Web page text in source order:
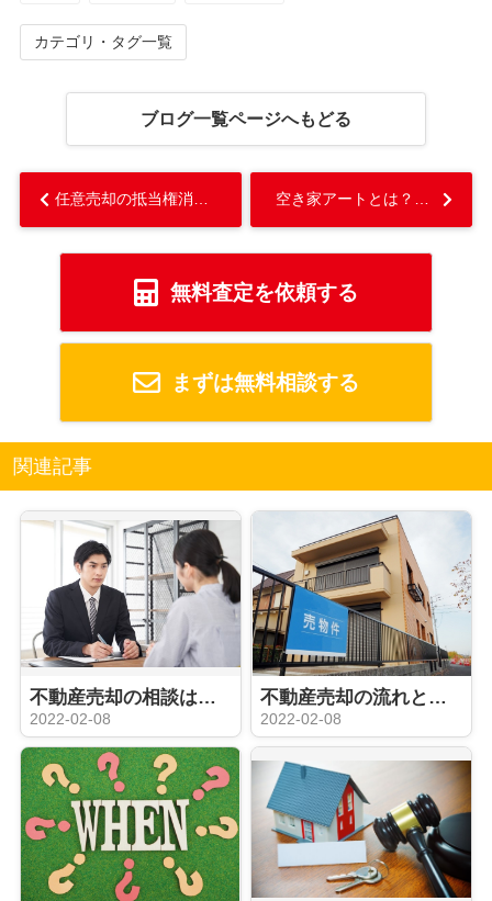
カテゴリ・タグ一覧
ブログ一覧ページへもどる
任意売却の抵当権消滅請求とは！？代価弁済との違いやポイントもご紹介！... 空き家アートとは？日本や海外での事例をご紹介！...
無料査定を依頼する
まずは無料相談する
関連記事
不動産売却の相談はどこでできる？目的ごとの窓口や費用を解説！
2022-02-08
不動産売却の流れとは？媒介契約や売却活動について解説！
2022-02-08